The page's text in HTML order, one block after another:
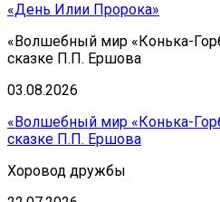
«День Илии Пророка»
«Волшебный мир «Конька-
сказке П.П. Ершова
03.08.2026
«Волшебный мир «Конька-
сказке П.П. Ершова
Хоровод дружбы